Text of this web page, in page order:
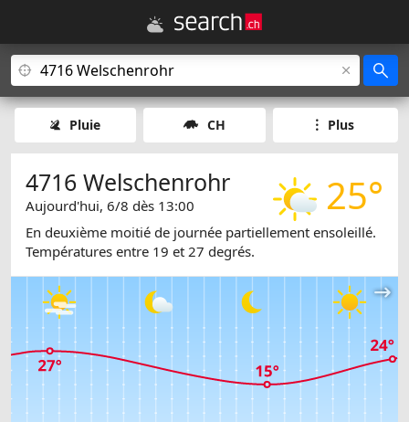
Pluie CH Plus
25°
4716 Welschenrohr
Aujourd'hui, 6/8 dès 13:00
En deuxième moitié de journée partiellement ensoleillé.
Températures entre 19 et 27 degrés.